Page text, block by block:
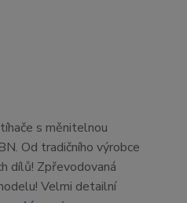
s měnitelnou
Od tradičního výrobce
dílů! Zpřevodovaná
Velmi detailní